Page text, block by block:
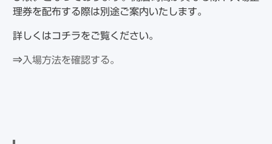
理券を配布する際は別途ご案内いたします。
詳しくはコチラをご覧ください。
⇒入場方法を確認する。